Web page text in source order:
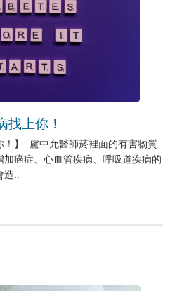
找上你！
！】 盧中允醫師菸裡面的有害物質
癌症、心血管疾病、呼吸道疾病的
..